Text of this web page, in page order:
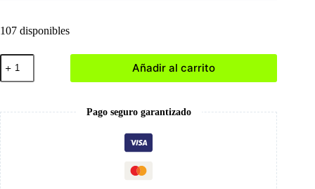
107 disponibles
002
Sculpting
Gel
de
Construcción
cantidad
Añadir al carrito
Pago seguro garantizado